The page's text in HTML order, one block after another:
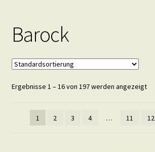
Warenkorb
Mein Konto
Kasse
Beispiele
Barock
Ergebnisse 1 – 16 von 197 werden angezeigt
1 2 3 4 … 11 12